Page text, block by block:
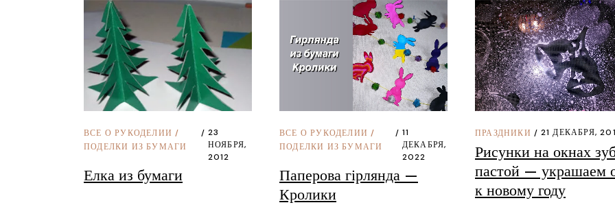
ВСЕ О РУКОДЕЛИИ /
ПОДЕЛКИ ИЗ БУМАГИ
23
НОЯБРЯ,
2012
Елка из бумаги
ВСЕ О РУКОДЕЛИИ /
ПОДЕЛКИ ИЗ БУМАГИ
11
ДЕКАБРЯ,
2022
Паперова гірлянда —
Кролики
ПРАЗДНИКИ 21 ДЕКАБРЯ,
Рисунки на окнах
пастой — украшаем
к новому году